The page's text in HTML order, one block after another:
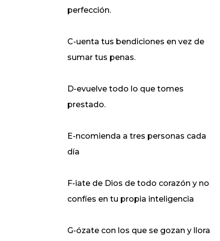
perfección.
C-uenta tus bendiciones en vez de
sumar tus penas.
D-evuelve todo lo que tomes
prestado.
E-ncomienda a tres personas cada
día
F-iate de Dios de todo corazón y no
confíes en tu propia inteligencia
G-ózate con los que se gozan y llora